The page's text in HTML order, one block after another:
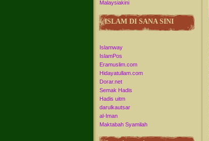
Malaysiakini
ISLAM DI SANA SINI
Islamway
IslamPos
Eramuslim.com
Hidayatullam.com
Dorar.net
Semak Hadis
Hadis uitm
darulkautsar
al-Iman
Maktabah Syamilah